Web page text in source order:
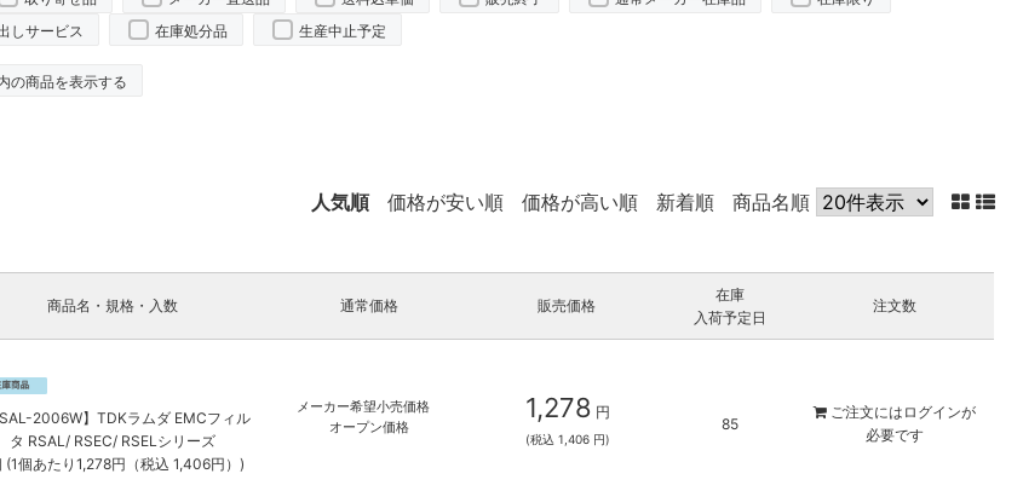
しサービス 在庫処分品 生産中止予定
の商品を表示する
人気順 価格が安い順 価格が高い順 新着順 商品名順
商品名・規格・入数 通常価格 販売価格
在庫
入荷予定日
注文数
2006W】TDKラムダ EMCフィル
タ RSAL/ RSEC/ RSELシリーズ
(1個あたり1,278円（税込 1,406円）)
メーカー希望小売価格
オープン価格
1,278 円
(税込 1,406 円)
85
ご注文には ログインが
必要です